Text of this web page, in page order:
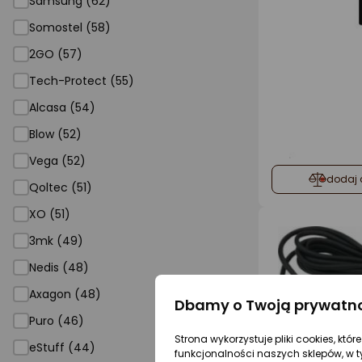
Somostel (58)
2GO (57)
Tech-Protect (55)
Alcasa (54)
Blow (52)
Vega (52)
Qoltec (51)
XO (51)
3mk (49)
Nedis (48)
Axagon (48)
Puro (46)
eStuff (44)
dodaj
Dbamy o Twoją
Strona wykorzystuje pliki cookies,
funkcjonalności naszych sklepów, w